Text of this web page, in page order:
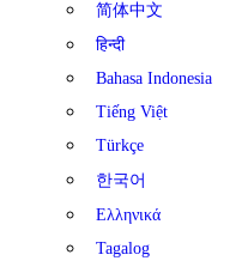
简体中文
हिन्दी
Bahasa Indonesia
Tiếng Việt
Türkçe
한국어
Ελληνικά
Tagalog